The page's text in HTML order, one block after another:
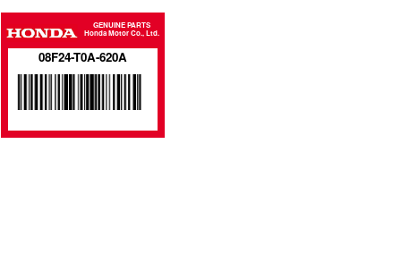
GENUINE PARTS
Honda Motor Co., Ltd.
08F24-T0A-620A